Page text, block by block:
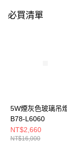
※ 交易是否成功請以
３．未成年的使用
「AFTEE先享後付
任。
４．使用「AFTEE
時審查核予不同之上
必買清單
5W煙灰色玻璃吊
B78-L6060
NT$2,660
NT$16,000